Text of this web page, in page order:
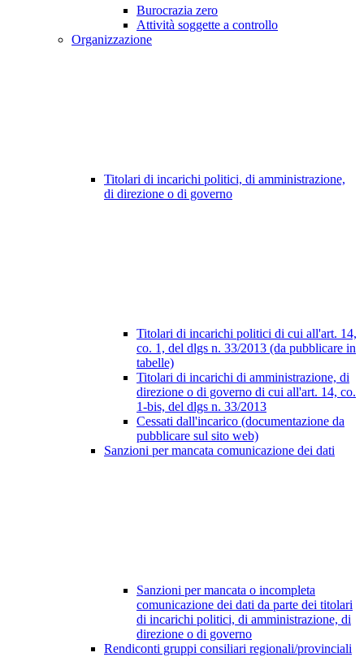
Burocrazia zero
Attività soggette a controllo
Organizzazione
Titolari di incarichi politici, di amministrazione,
di direzione o di governo
Titolari di incarichi politici di cui all'art. 14,
co. 1, del dlgs n. 33/2013 (da pubblicare in
tabelle)
Titolari di incarichi di amministrazione, di
direzione o di governo di cui all'art. 14, co.
1-bis, del dlgs n. 33/2013
Cessati dall'incarico (documentazione da
pubblicare sul sito web)
Sanzioni per mancata comunicazione dei dati
Sanzioni per mancata o incompleta
comunicazione dei dati da parte dei titolari
di incarichi politici, di amministrazione, di
direzione o di governo
Rendiconti gruppi consiliari regionali/provinciali